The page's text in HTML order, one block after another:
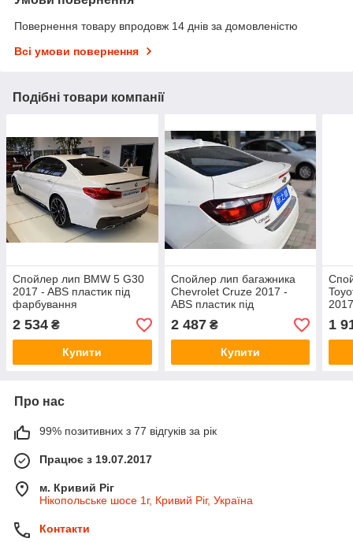
Повернення товару впродовж 14 днів за домовленістю
Всі умови повернення
Подібні товари компанії
Спойлер лип BMW 5 G30
2017 - ABS пластик під
фарбування
2 534 ₴
Купити
Спойлер лип багажника
Chevrolet Cruze 2017 -
ABS пластик під
фарбування
2 487₴
Купити
1
Про нас
99% позитивних з 77 відгуків за рік
Працює з 19.07.2017
м. Кривий Ріг
Нікопольське шосе 1г, Кривий Ріг, Україна
Контакти